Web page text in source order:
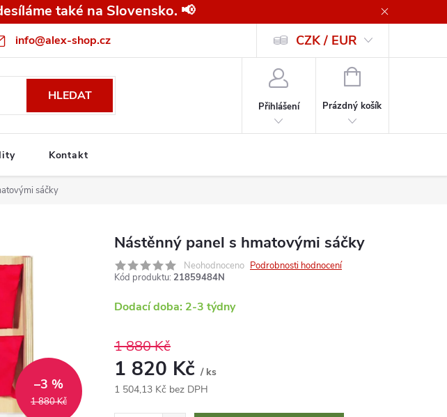
také na Slovensko. 📢
info@alex-shop.cz
pro spotřebitele Všeobecné obchodní podmínky pro kupující společnosti
CZK / EUR
HLEDAT
Přihlášení
NÁKUPNÍ
Prázdný košík
Kontakt
sáčky
1 880 Kč
–3 %
Nástěnný panel s hmatovými sáčky
Neohodnoceno Podrobnosti hodnocení
Kód produktu: 21859484N
Dodací doba: 2-3 týdny
1 880 Kč
1 820 Kč / ks
1 504,13 Kč bez DPH